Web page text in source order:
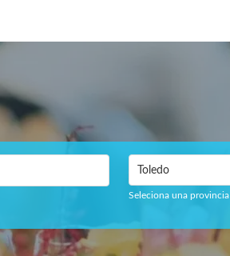
Toledo
Seleciona una provincia